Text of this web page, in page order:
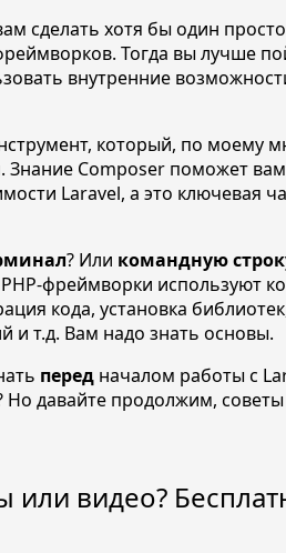
сделать хотя бы один
Тогда вы лучше
внутренние
который, по моему
Знание Composer поможет
Laravel, а это ключевая
? Или командную
фреймворки используют
кода, установка
и т.д. Вам надо знать основы.
перед началом работы с
Но давайте продолжим,
или видео?